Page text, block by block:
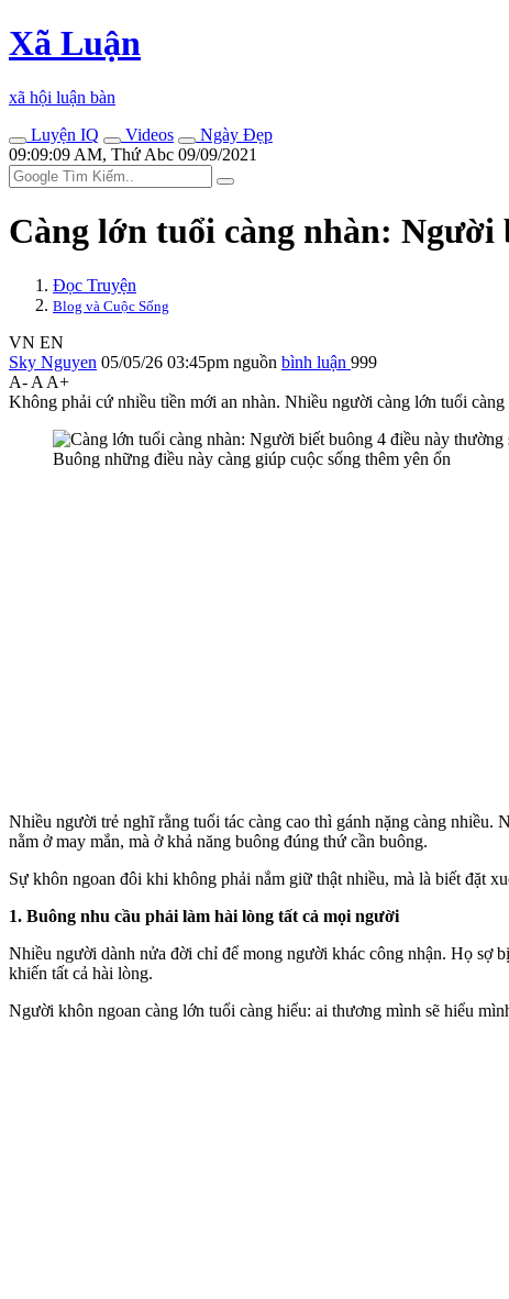
Xã Luận
xã hội luận bàn
Luyện IQ
Videos
Ngày Đẹp
09:09:09 AM, Thứ Abc 09/09/2021
Càng lớn tuổi càng nhàn: Người
Đọc Truyện
Blog và Cuộc Sống
VN EN
Sky Nguyen 05/05/26 03:45pm nguồn bình luận 999
A- A A+
Không phải cứ nhiều tiền mới an nhàn. Nhiều người càng lớn tuổi
Buông những điều này càng giúp cuộc sống thêm yên ổn
Nhiều người trẻ nghĩ rằng tuổi tác càng cao thì gánh nặng càng
nằm ở may mắn, mà ở khả năng buông đúng thứ cần buông.
Sự khôn ngoan đôi khi không phải nắm giữ thật nhiều, mà là biết đặt
1. Buông nhu cầu phải làm hài lòng tất cả mọi người
Nhiều người dành nửa đời chỉ để mong người khác công nhận. Họ sợ
khiến tất cả hài lòng.
Người khôn ngoan càng lớn tuổi càng hiểu: ai thương mình sẽ hiểu